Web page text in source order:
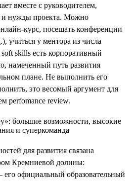
вместе с руководителем,
и нужды проекта. Можно
курс, посещать конференции
учиться у ментора из числа
skills есть корпоративный
намеченный путь развития
плане. Не выполнить его
это весомый аргумент для
perfomance review.
для развития связана
Кремниевой долины:
официальный образовательный